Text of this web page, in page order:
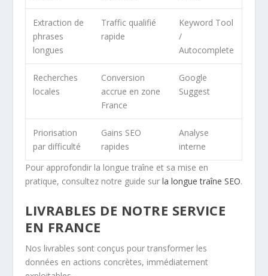
Extraction de
phrases
longues
Traffic qualifié
rapide
Keyword Tool
/
Autocomplete
Recherches
locales
Conversion
accrue en zone
France
Google
Suggest
Priorisation
par difficulté
Gains SEO
rapides
Analyse
interne
Pour approfondir la longue traîne et sa mise en
pratique, consultez notre guide surla longue traîne SEO.
LIVRABLES DE NOTRE SERVICE
EN FRANCE
Nos livrables sont conçus pour transformer les
données en actions concrètes, immédiatement